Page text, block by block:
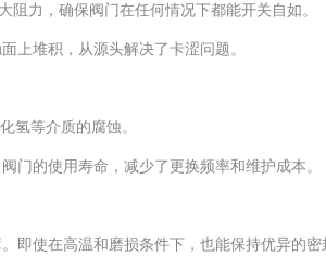
力，确保阀门在任何情况下都能开关自如。
上堆积，从源头解决了卡涩问题。
氢等介质的腐蚀。
门的使用寿命，减少了更换频率和维护成本。
即使在高温和磨损条件下，也能保持优异的